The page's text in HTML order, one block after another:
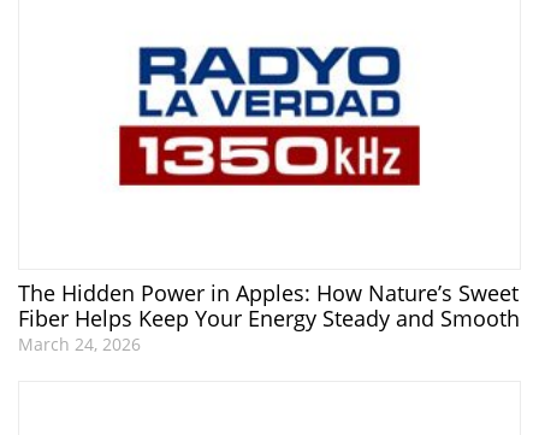
The Hidden Power in Apples: How Nature’s Sweet
Fiber Helps Keep Your Energy Steady and Smooth
March 24, 2026